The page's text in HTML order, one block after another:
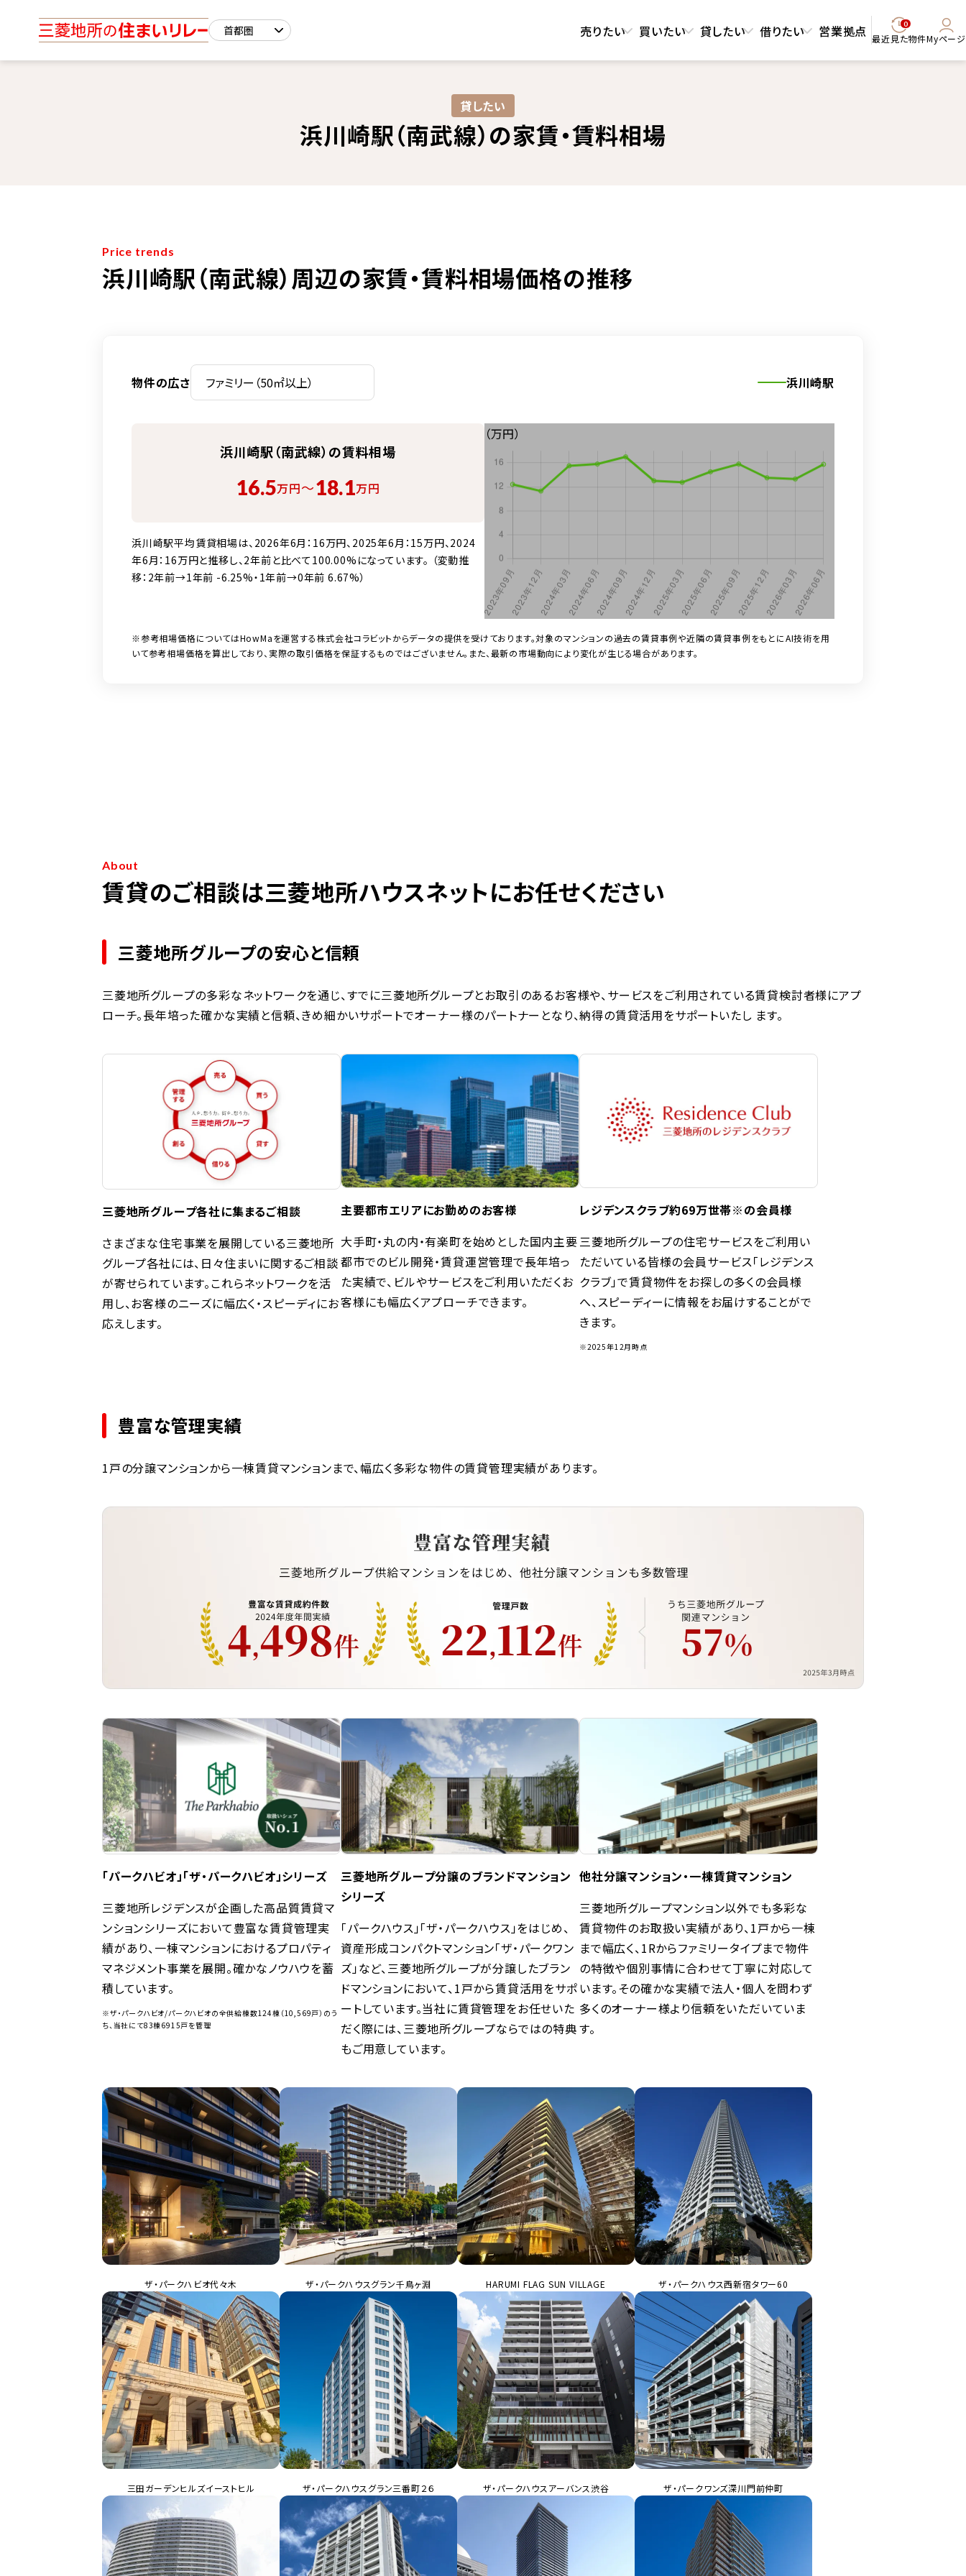
売りたい 買いたい 貸したい 借りたい 営業拠点 0
最近見た物件Myページ
貸したい
浜川崎駅（南武線）の家賃・賃料相場
Price trends
浜川崎駅（南武線）周辺の家賃・賃料相場価格の推移
物件の広さ 浜川崎駅
浜川崎駅（南武線）の賃料相場
16.5万円〜18.1万円
浜川崎駅平均賃貸相場は、2026年6月：16万円、2025年6月：15万円、2024
年6月：16万円と推移し、2年前と比べて100.00%になっています。 （変動推
移：2年前→1年前 -6.25%・1年前→0年前 6.67%）
（万円）
※参考相場価格についてはHowMaを運営する株式会社コラビットからデータの提供を受けております。対象のマンションの過去の賃貸事例や近隣の賃貸事例をもとにAI技術を用
いて参考相場価格を算出しており、実際の取引価格を保証するものではございません。また、最新の市場動向により変化が生じる場合があります。
About
賃貸のご相談は三菱地所ハウスネットにお任せください
三菱地所グループの安心と信頼
三菱地所グループの多彩なネットワークを通じ、すでに三菱地所グループとお取引のあるお客様や、サービスをご利用されている賃貸検討者様にアプ
ローチ。長年培った確かな実績と信頼、きめ細かいサポートでオーナー様のパートナーとなり、納得の賃貸活用をサポートいたし ます。
三菱地所グループ各社に集まるご相談
さまざまな住宅事業を展開している三菱地所
グループ各社には、日々住まいに関するご相談
が寄せられています。これらネットワークを活
用し、お客様のニーズに幅広く・スピーディにお
応えします。
主要都市エリアにお勤めのお客様
大手町・丸の内・有楽町を始めとした国内主要
都市でのビル開発・賃貸運営管理で長年培っ
た実績で、ビルやサービスをご利用いただくお
客様にも幅広くアプローチできます。
レジデンスクラブ約69万世帯※の会員様
三菱地所グループの住宅サービスをご利用い
ただいている皆様の会員サービス「レジデンス
クラブ」で賃貸物件をお探しの多くの会員様
へ、スピーディーに情報をお届けすることがで
きます。
※2025年12月時点
豊富な管理実績
1戸の分譲マンションから一棟賃貸マンションまで、幅広く多彩な物件の賃貸管理実績があります。
「パークハビオ」「ザ・パークハビオ」シリーズ
三菱地所レジデンスが企画した高品質賃貸マ
ンションシリーズにおいて豊富な賃貸管理実
績があり、一棟マンションにおけるプロパティ
マネジメント事業を展開。確かなノウハウを蓄
積しています。
※ザ・パークハビオ/パークハビオの全供給棟数124棟（10,569戸）のう
ち、当社にて83棟6915戸を管理
三菱地所グループ分譲のブランドマンション
シリーズ
「パークハウス」「ザ・パークハウス」をはじめ、
資産形成コンパクトマンション「ザ・パークワン
ズ」など、三菱地所グループが分譲したブラン
ドマンションにおいて、1戸から賃貸活用をサポ
ートしています。当社に賃貸管理をお任せいた
だく際には、三菱地所グループならではの特典
もご用意しています。
他社分譲マンション・一棟賃貸マンション
三菱地所グループマンション以外でも多彩な
賃貸物件のお取扱い実績があり、1戸から一棟
まで幅広く、1Rからファミリータイプまで物件
の特徴や個別事情に合わせて丁寧に対応して
います。その確かな実績で法人・個人を問わず
多くのオーナー様より信頼をいただいていま
す。
ザ・パークハビオ代々木 ザ・パークハウスグラン千鳥ヶ淵 HARUMI FLAG SUN VILLAGE ザ・パークハウス西新宿タワー60
三田ガーデンヒルズイーストヒル ザ・パークハウスグラン三番町２６ ザ・パークハウスアーバンス渋谷 ザ・パークワンズ深川門前仲町